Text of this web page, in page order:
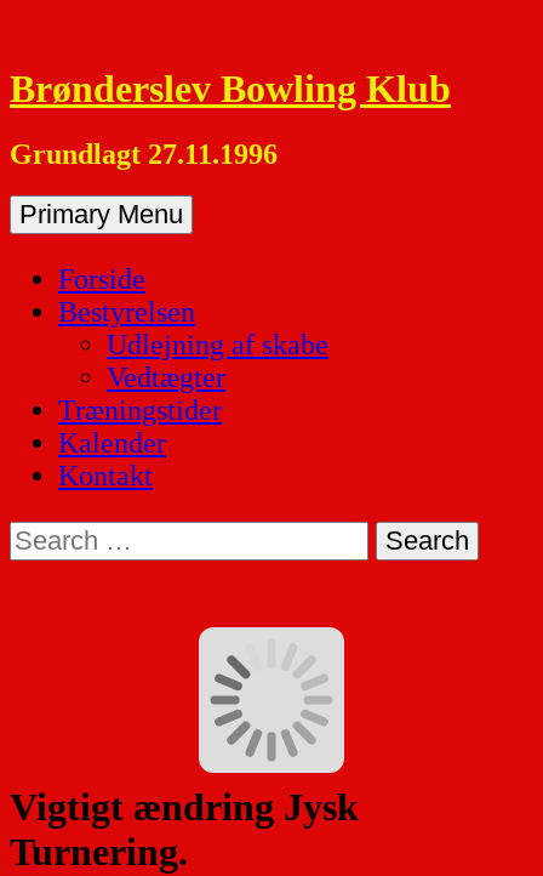
content
Brønderslev Bowling Klub
Grundlagt 27.11.1996
Primary Menu
Forside
Bestyrelsen
Udlejning af skabe
Vedtægter
Træningstider
Kalender
Kontakt
Search
for:
Vigtigt ændring Jysk
Turnering.